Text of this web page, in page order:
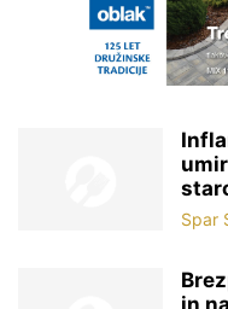
Spar
in